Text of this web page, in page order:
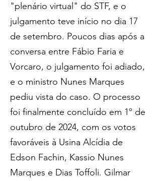
"plenário virtual" do STF, e o
julgamento teve início no dia 17
de setembro. Poucos dias após a
conversa entre Fábio Faria e
Vorcaro, o julgamento foi adiado,
e o ministro Nunes Marques
pediu vista do caso. O processo
foi finalmente concluído em 1º de
outubro de 2024, com os votos
favoráveis à Usina Alcídia de
Edson Fachin, Kassio Nunes
Marques e Dias Toffoli. Gilmar